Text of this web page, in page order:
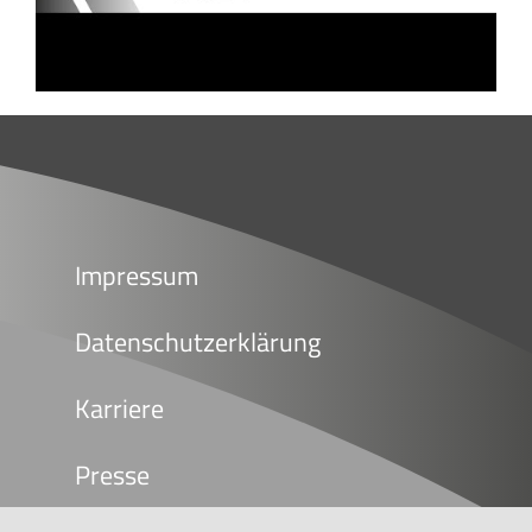
Impressum
Datenschutzerklärung
Karriere
Presse